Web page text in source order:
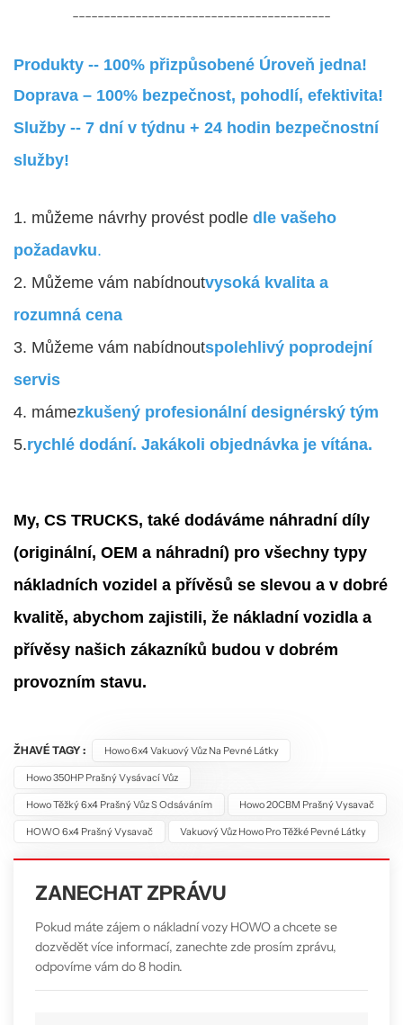
-----------------------------------------
Produkty -- 100% přizpůsobené Úroveň jedna!
Doprava – 100% bezpečnost, pohodlí, efektivita!
Služby -- 7 dní v týdnu + 24 hodin bezpečnostní
služby!
1. můžeme návrhy provést podle dle vašeho
požadavku.
2. Můžeme vám nabídnoutvysoká kvalita a
rozumná cena
3. Můžeme vám nabídnoutspolehlivý poprodejní
servis
4. mámezkušený profesionální designérský tým
5.rychlé dodání. Jakákoli objednávka je vítána.
My, CS TRUCKS, také dodáváme náhradní díly
(originální, OEM a náhradní) pro všechny typy
nákladních vozidel a přívěsů se slevou a v dobré
kvalitě, abychom zajistili, že nákladní vozidla a
přívěsy našich zákazníků budou v dobrém
provozním stavu.
ŽHAVÉ TAGY : Howo 6x4 Vakuový Vůz Na Pevné Látky
Howo 350HP Prašný Vysávací Vůz
Howo Těžký 6x4 Prašný Vůz S Odsáváním Howo 20CBM Prašný Vysavač
HOWO 6x4 Prašný Vysavač Vakuový Vůz Howo Pro Těžké Pevné Látky
ZANECHAT ZPRÁVU
Pokud máte zájem o nákladní vozy HOWO a chcete se
dozvědět více informací, zanechte zde prosím zprávu,
odpovíme vám do 8 hodin.